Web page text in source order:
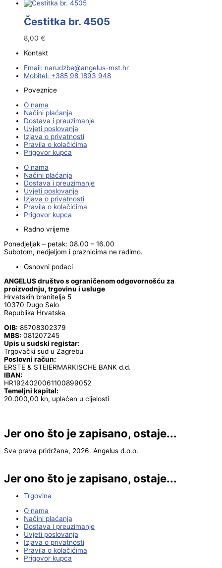
Čestitka br. 4505
8,00 €
Kontakt
Email:
rh.tsm-sulegna
@ebzduran
Mobitel: +385 98 1893 948
Poveznice
O nama
Načini plaćanja
Dostava i preuzimanje
Uvjeti poslovanja
Izjava o privatnosti
Pravila o kolačićima
Prigovor kupca
O nama
Načini plaćanja
Dostava i preuzimanje
Uvjeti poslovanja
Izjava o privatnosti
Pravila o kolačićima
Prigovor kupca
Radno vrijeme
Ponedjeljak – petak: 08.00 – 16.00
Subotom, nedjeljom i praznicima ne radimo.
Osnovni podaci
ANGELUS društvo s ograničenom odgovornošću za
proizvodnju, trgovinu i usluge
Hrvatskih branitelja 5
10370 Dugo Selo
Republika Hrvatska
OIB: 85708302379
MBS: 081207245
Upis u sudski registar:
Trgovački sud u Zagrebu
Poslovni račun:
ERSTE & STEIERMARKISCHE BANK d.d.
IBAN:
HR1924020061100899052
Temeljni kapital:
20.000,00 kn, uplaćen u cijelosti
Jer ono što je zapisano, ostaje...
Sva prava pridržana, 2026. Angelus d.o.o.
Jer ono što je zapisano, ostaje...
Trgovina
O nama
Načini plaćanja
Dostava i preuzimanje
Uvjeti poslovanja
Izjava o privatnosti
Pravila o kolačićima
Prigovor kupca